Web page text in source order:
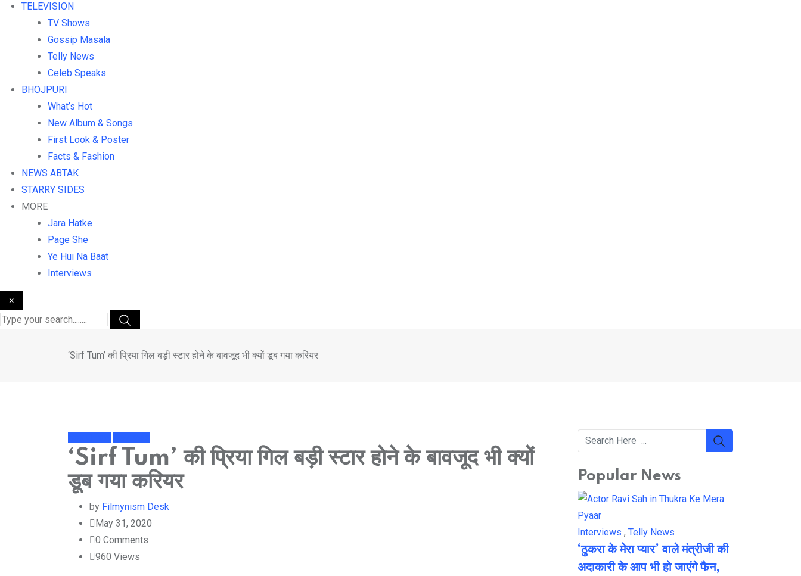
TELEVISION
TV Shows
Gossip Masala
Telly News
Celeb Speaks
BHOJPURI
What’s Hot
New Album & Songs
First Look & Poster
Facts & Fashion
NEWS ABTAK
STARRY SIDES
MORE
Jara Hatke
Page She
Ye Hui Na Baat
Interviews
×
‘Sirf Tum’ की प्रिया गिल बड़ी स्टार होने के बावजूद भी क्यों डूब गया करियर
‘Sirf Tum’ की प्रिया गिल बड़ी स्टार होने के बावजूद भी क्यों
डूब गया करियर
by Filmynism Desk
May 31, 2020
0 Comments
960 Views
Popular News
Interviews , Telly News
‘ठुकरा के मेरा प्यार’ वाले मंत्रीजी की
अदाकारी के आप भी हो जाएंगे फैन,